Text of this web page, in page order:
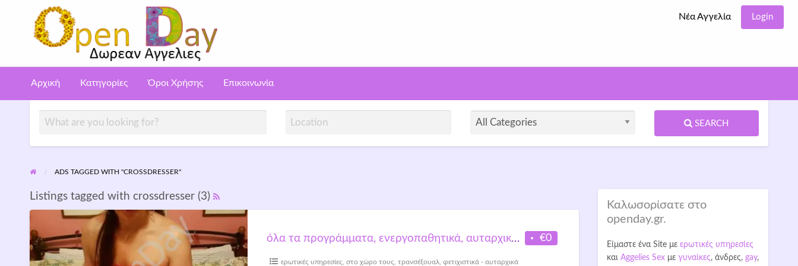
Επικοινωνία
Νέα Αγγελία Login
Aggelies gia poutanes – Call girls
Αρχική Κατηγορίες Όροι Χρήσης Επικοινωνία
SEARCH
ADS TAGGED WITH "CROSSDRESSER"
Listings tagged with crossdresser (3)
€0
όλα τα προγράμματα, ενεργοπαθητικά, αυταρχικά και όποια άλλα η φαντασία μας θελείσει
ερωτικές υπηρεσίες στο χώρο τους τρανσέξουαλ, φετιχιστικά - αυταρχικά
Καλωσορίσατε στο
openday.gr.
Είμαστε ένα Site με ερωτικές υπηρεσίες
και Aggelies Sexμε γυναίκες, άνδρες, gay,